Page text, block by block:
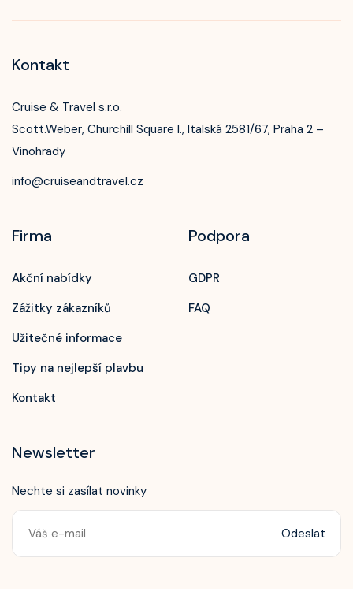
Zavolejte nám!
+420 603 172 604
Kontakt
Cruise & Travel s.r.o.
Scott.Weber, Churchill Square I., Italská 2581/67, Praha 2 –
Vinohrady
info@cruiseandtravel.cz
Firma
Akční nabídky
Zážitky zákazníků
Užitečné informace
Tipy na nejlepší plavbu
Kontakt
Podpora
GDPR
FAQ
Newsletter
Nechte si zasílat novinky
Odeslat